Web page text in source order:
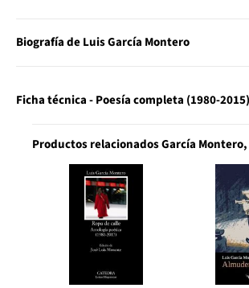
Biografía de Luis García Montero
Ficha técnica - Poesía completa (1980-2015)
Productos relacionados García